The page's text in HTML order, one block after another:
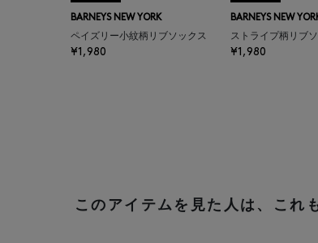
BARNEYS NEW YORK
ペイズリー小紋柄リブソックス
¥1,980
BARNEYS NEW
ストライプ柄リブ
¥1,980
このアイテムを見た人は、これ